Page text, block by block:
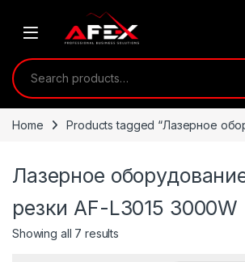
Search for:
Home Products tagged “Лазерное
Лазерное
резки AF-L3015 3000W
Showing all 7 results